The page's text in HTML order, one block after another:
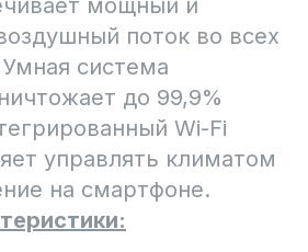
мощный и
поток во всех
система
до 99,9%
Wi-Fi
управлять климатом
на смартфоне.